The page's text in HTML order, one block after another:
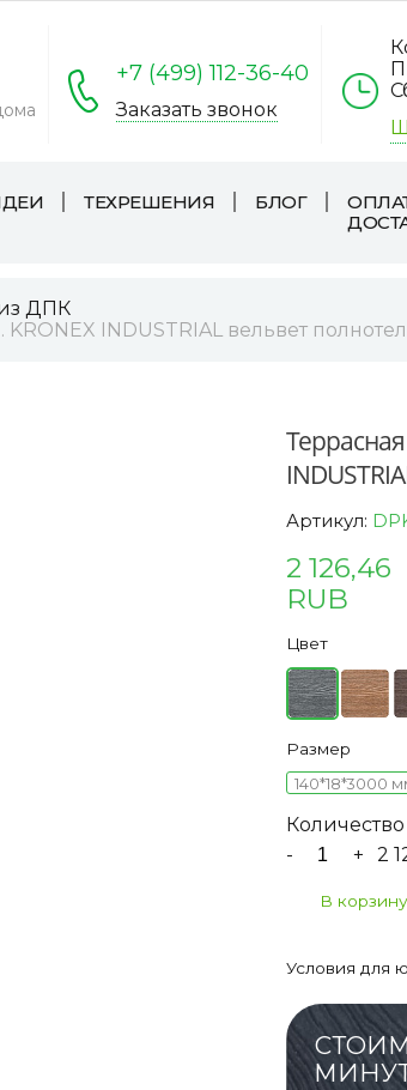
+7 (499) 112-36-40
Заказать звонок
ТЕХРЕШЕНИЯ БЛОГ
ДПК
INDUSTRIAL вельвет
Артикул:
2 126,46
RUB
Цвет
Размер
140*18*3000
-
+ 2
В корзину
Условия для